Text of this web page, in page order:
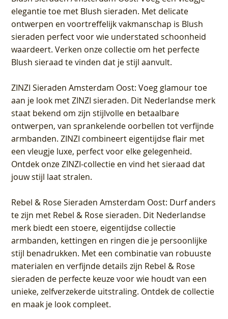
elegantie toe met Blush sieraden. Met delicate
ontwerpen en voortreffelijk vakmanschap is Blush
sieraden perfect voor wie understated schoonheid
waardeert. Verken onze collectie om het perfecte
Blush sieraad te vinden dat je stijl aanvult.
ZINZI Sieraden Amsterdam Oost: Voeg glamour toe
aan je look met ZINZI sieraden. Dit Nederlandse merk
staat bekend om zijn stijlvolle en betaalbare
ontwerpen, van sprankelende oorbellen tot verfijnde
armbanden. ZINZI combineert eigentijdse flair met
een vleugje luxe, perfect voor elke gelegenheid.
Ontdek onze ZINZI-collectie en vind het sieraad dat
jouw stijl laat stralen.
Rebel & Rose Sieraden Amsterdam Oost: Durf anders
te zijn met Rebel & Rose sieraden. Dit Nederlandse
merk biedt een stoere, eigentijdse collectie
armbanden, kettingen en ringen die je persoonlijke
stijl benadrukken. Met een combinatie van robuuste
materialen en verfijnde details zijn Rebel & Rose
sieraden de perfecte keuze voor wie houdt van een
unieke, zelfverzekerde uitstraling. Ontdek de collectie
en maak je look compleet.